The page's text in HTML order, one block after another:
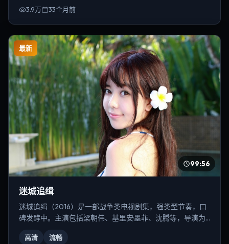
3.9万 33个月前
最新
99:56
迷城追缉
迷城追缉（2016）是一部战争类电视剧集，强类型节奏，口
碑发酵中。主演包括梁朝伟、基里安·墨菲、沈腾等，导演为
高清 流畅